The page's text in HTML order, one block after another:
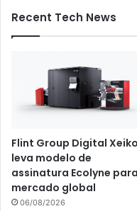
Recent Tech News
Flint Group Digital
leva modelo de
assinatura Ecolyne
mercado global
06/08/2026